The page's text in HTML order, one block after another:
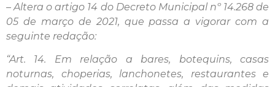
– Altera o artigo 14 do Decreto Municipal nº 14.268 de
05 de março de 2021, que passa a vigorar com a
seguinte redação:
“Art. 14. Em relação a bares, botequins, casas
noturnas, choperias, lanchonetes, restaurantes e